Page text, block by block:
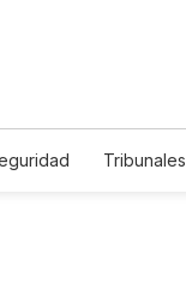
Tribunales